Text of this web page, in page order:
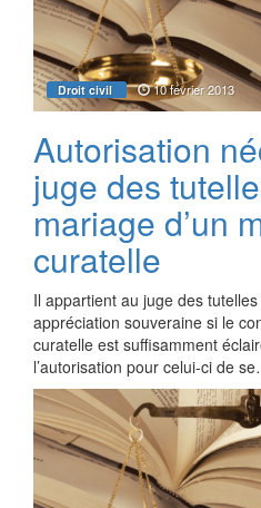
Droit civil 10 février 2013
Autorisation
juge des
mariage d’un
curatelle
Il appartient au juge des
appréciation souveraine si le
curatelle est suffisamment
l’autorisation pour celui-ci de